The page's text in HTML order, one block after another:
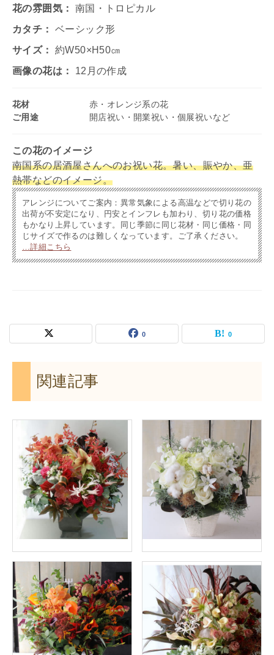
花の雰囲気：
南国・トロピカル
カタチ：
ベーシック形
サイズ：
約W50×H50㎝
画像の花は：
12月の作成
花材
赤・オレンジ系の花
ご用途
開店祝い・開業祝い・個展祝いなど
この花のイメージ
南国系の居酒屋さんへのお祝い花。暑い、賑やか、亜
熱帯などのイメージ。
アレンジについてご案内：異常気象による高温などで切り花の
出荷が不安定になり、円安とインフレも加わり、切り花の価格
もかなり上昇しています。同じ季節に同じ花材・同じ価格・同
じサイズで作るのは難しくなっています。ご了承ください。
…詳細こちら
0 0
関連記事